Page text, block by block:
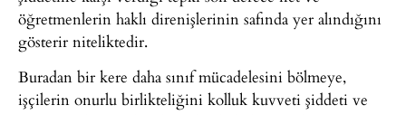
öğretmenlerin haklı direnişlerinin safında yer alındığını
gösterir niteliktedir.
Buradan bir kere daha sınıf mücadelesini bölmeye,
işçilerin onurlu birlikteliğini kolluk kuvveti şiddeti ve